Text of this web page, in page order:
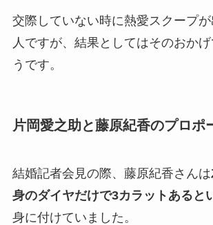
交際していない時に熱愛スクープ
人ですが、結果としてはそのおか
うです。
片岡愛之助と藤原紀香のプロポ
結婚記者会見の際、藤原紀香さんは
身のダイヤだけで3カラットあると
身に付けていました。